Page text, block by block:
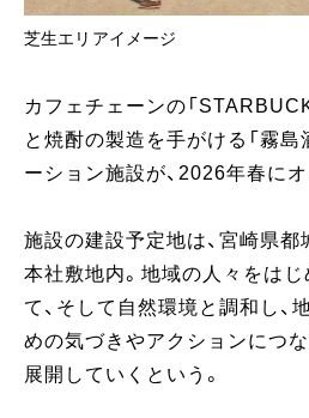
芝生エリアイメージ
カフェチェーンの「
と焼酎の製造を手がける「霧島
ーション施設が、2026年春にオ
施設の建設予定地は、宮崎県都
本社敷地内。地域の人々をは
て、そして自然環境と調和し、
めの気づきやアクションにつ
展開していくという。